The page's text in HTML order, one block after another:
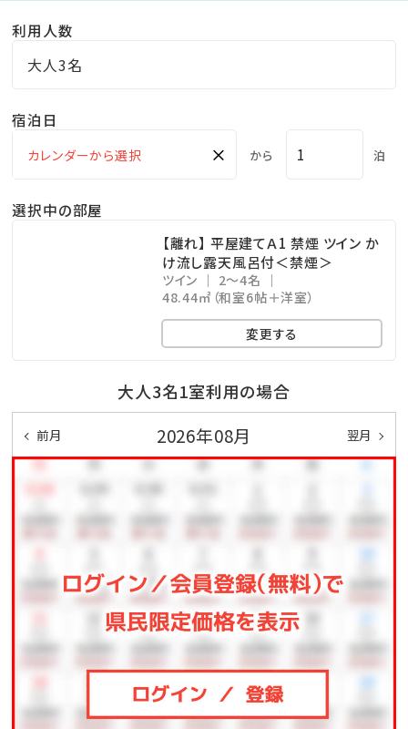
利用人数
大人3名
宿泊日
× から 泊
選択中の部屋
【離れ】 平屋建てＡ1 禁煙 ツイン か
け流し露天風呂付＜禁煙＞
ツイン
2～4名
48.44㎡（和室6帖＋洋室）
変更する
大人3名1室利用の場合
前月 2026年08月 翌月